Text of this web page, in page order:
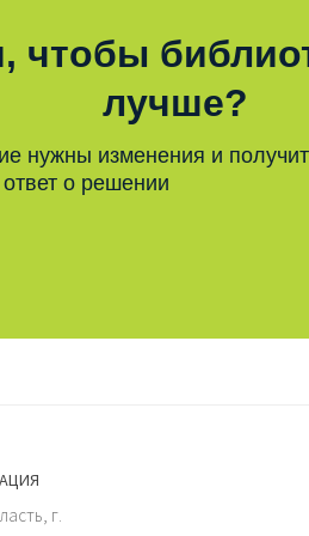
чтобы
лучше?
нужны изменения и
ответ о решении
г.